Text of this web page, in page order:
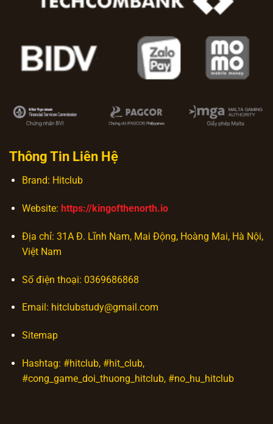
Thông Tin Liên Hệ
Brand: Hitclub
Website: https://kingofthenorth.io
Địa chỉ: 31A Đ. Lĩnh Nam, Mai Động, Hoàng Mai, Hà Nội,
Việt Nam
Số điện thoại: 0369686868
Email: hitclubstudy@gmail.com
Sitemap
Hashtag: #hitclub, #hit_club,
#cong_game_doi_thuong_hitclub, #no_hu_hitclub